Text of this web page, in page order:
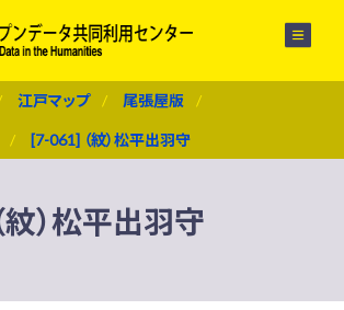
江戸マップ 尾張屋版
[7-061] （紋）松平出羽守
紋）松平出羽守